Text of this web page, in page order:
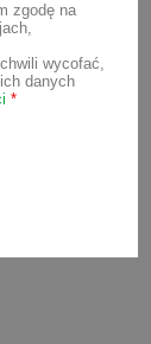
warto
dla
zgodę na
wycofać,
danych
*